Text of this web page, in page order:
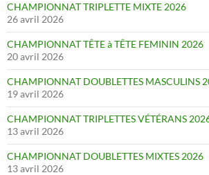
CHAMPIONNAT TRIPLETTE MIXTE 2026
26 avril 2026
CHAMPIONNAT TÊTE à TÊTE FEMININ 2026
20 avril 2026
CHAMPIONNAT DOUBLETTES MASCULINS
19 avril 2026
CHAMPIONNAT TRIPLETTES VÉTÉRANS
13 avril 2026
CHAMPIONNAT DOUBLETTES MIXTES 2026
13 avril 2026